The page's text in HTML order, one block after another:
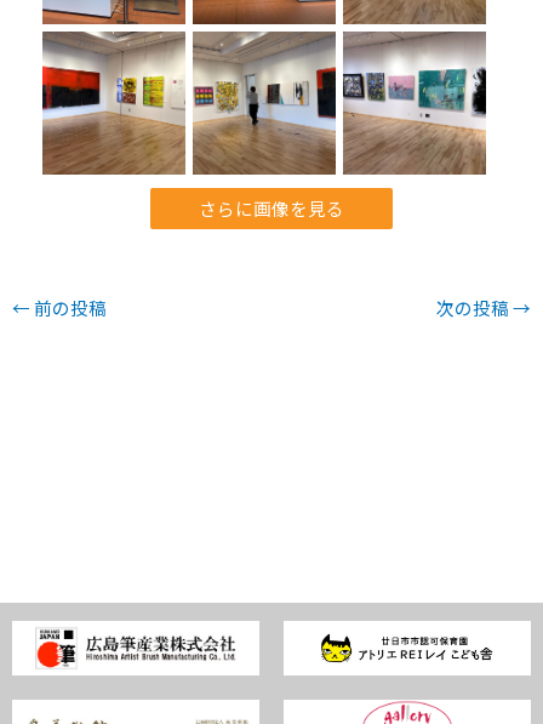
さらに画像を見る
← 前の投稿 次の投稿→